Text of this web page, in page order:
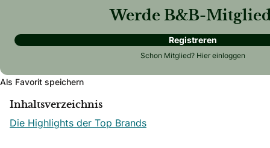
Werde B&B-
Registreren
Schon Mitglied? Hier einloggen
Als Favorit speichern
Inhaltsverzeichnis
Die Highlights der Top Brands